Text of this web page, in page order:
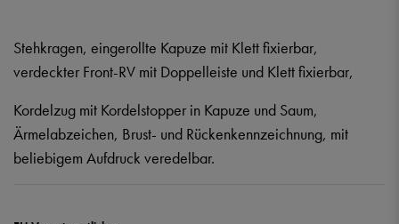
Stehkragen, eingerollte Kapuze mit Klett fixierbar,
verdeckter Front-RV mit Doppelleiste und Klett fixierbar,
Kordelzug mit Kordelstopper in Kapuze und Saum,
Ärmelabzeichen, Brust- und Rückenkennzeichnung, mit
beliebigem Aufdruck veredelbar.